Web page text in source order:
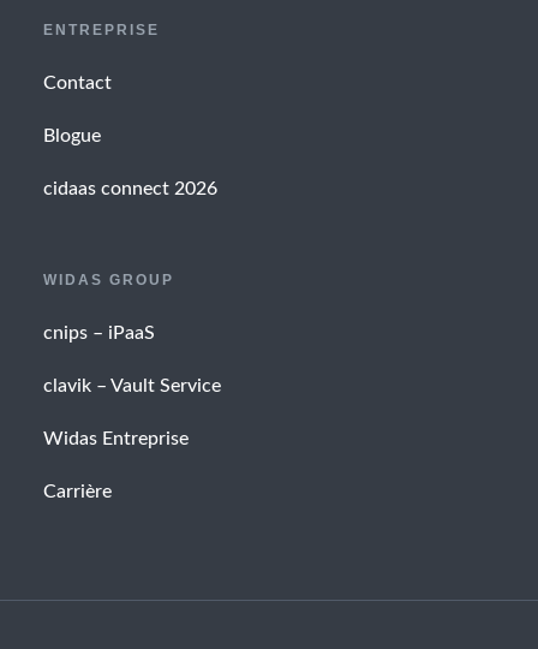
ENTREPRISE
Contact
Blogue
cidaas connect 2026
WIDAS GROUP
cnips – iPaaS
clavik – Vault Service
Widas Entreprise
Carrière